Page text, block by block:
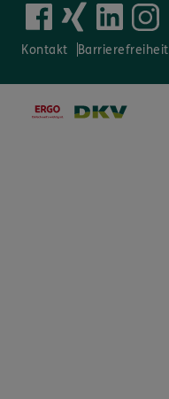
Kontakt Barrierefreiheit